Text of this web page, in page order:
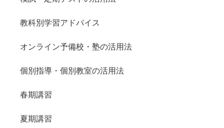
教科別学習アドバイス
オンライン予備校・塾の活用法
個別指導・個別教室の活用法
春期講習
夏期講習